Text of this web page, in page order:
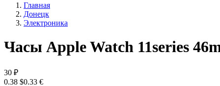
Главная
Донецк
Электроника
Часы Apple Watch 11series
30 ₽
0.38 $0.33 €